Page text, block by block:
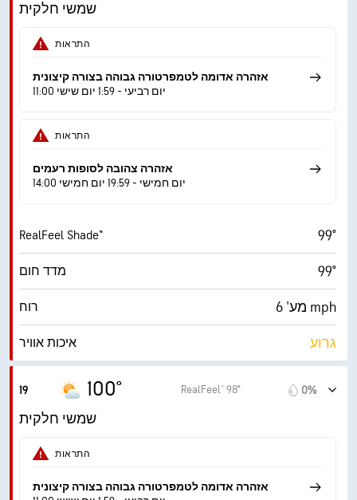
משב רוח
לחות
נקודת טל 55° F
ראות
שמשי חלקית
התראות
אזהרה אדומה לטמפרטורה גבוהה בצורה קיצונית
11:00 יום רביעי - 1:59 יום שישי
התראות
אזהרה צהובה לסופות רעמים
14:00 יום חמישי - 19:59 יום חמישי
RealFeel Shade™ 99°
מדד חום 99°
רוח מע' 6 mph
איכות אוויר גרוע
מדד UV מרבי
משב רוח
לחות
נקודת טל 54° F
19 100° RealFeel® 98° 0%
שמשי חלקית
התראות
אזהרה אדומה לטמפרטורה גבוהה בצורה קיצונית